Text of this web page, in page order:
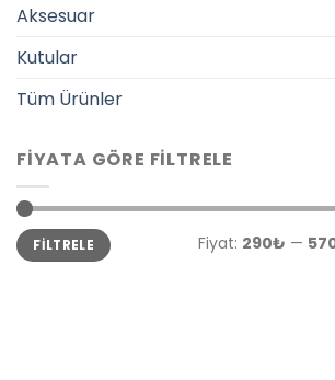
Aksesuar
Kutular
Tüm Ürünler
FIYATA GÖRE FILTRELE
En
düşük
fiyat
En
yüksek
fiyat
FILTRELE Fiyat: 290₺ —